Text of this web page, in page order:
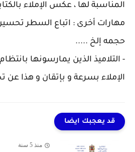
المناسبة لها ، عكس الإملاء
مهارات أخرى : اتباع السطر
حجمه إلخ .....
- التلاميذ الذين يمارسونها
الإملاء بسرعة و بإتقان و هذا عن
قد يعجبك ايضا
منذ 5 سنة